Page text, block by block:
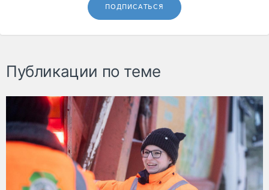
ПОДПИСАТЬСЯ
Публикации по теме